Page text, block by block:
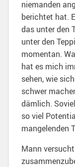
niemanden
berichtet hat.
das unter den
unter den
momentan.
hat es mich
sehen, wie
schwer
dämlich.
so viel
mangelenden
Mann